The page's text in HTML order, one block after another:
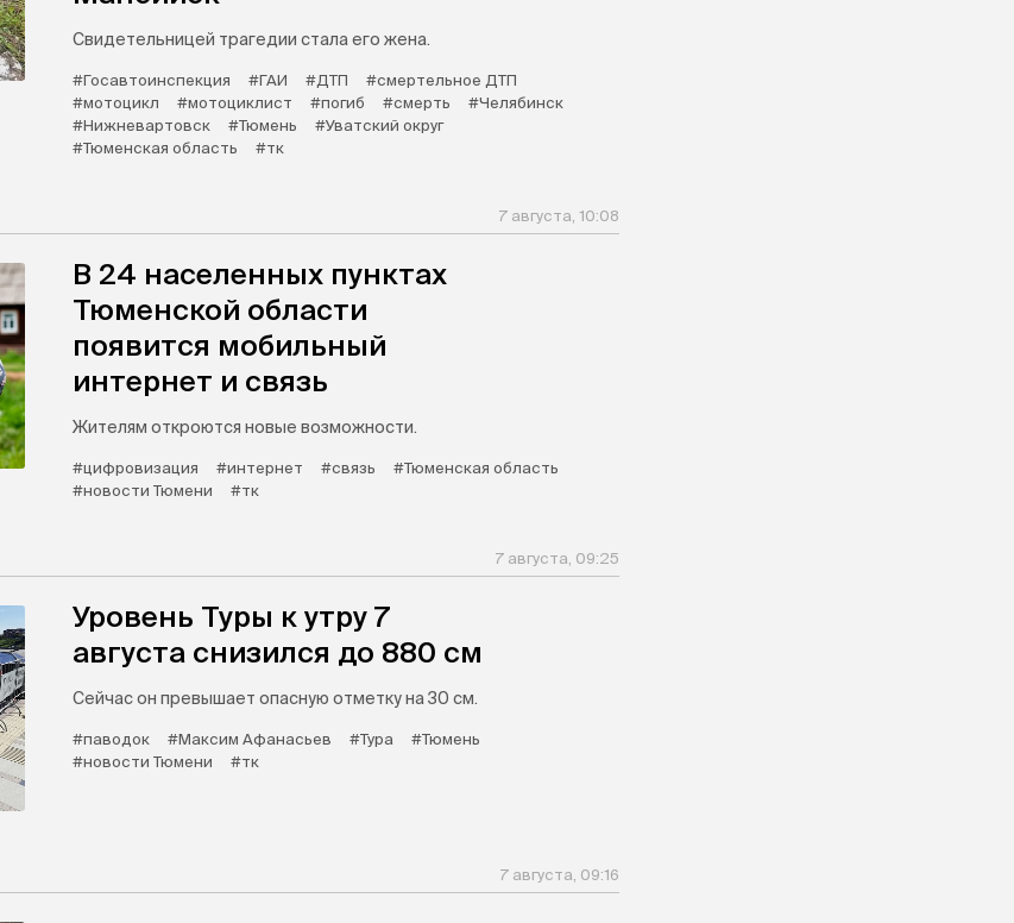
Свидетельницей трагедии стала его жена.
#Госавтоинспекция #ГАИ #ДТП
#смертельное ДТП
#мотоцикл
#мотоциклист #погиб #смерть
#Челябинск
#Нижневартовск
#Тюмень
#Уватский округ
#Тюменская область
#тк
7 августа, 10:08
В 24 населенных пунктах
Тюменской области
появится мобильный
интернет и связь
Жителям откроются новые возможности.
#цифровизация #интернет #связь
#Тюменская область
#новости Тюмени
#тк
7 августа, 09:25
Уровень Туры к утру 7
августа снизился до 880 см
Сейчас он превышает опасную отметку на 30 см.
#паводок #Максим Афанасьев #Тура
#Тюмень
#новости Тюмени
#тк
7 августа, 09:16